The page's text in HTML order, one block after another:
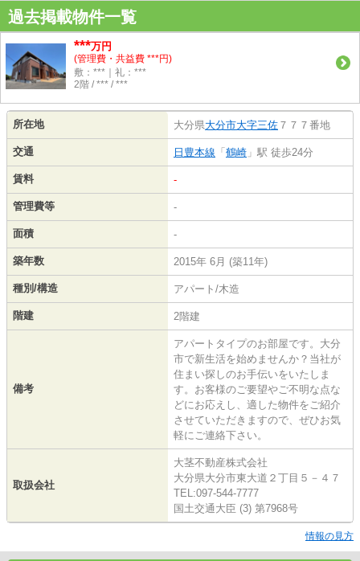
過去掲載物件一覧
***万円
(管理費・共益費 ***円)
敷：***｜礼：***
2階 / *** / ***
所在地 大分県大分市大字三佐 ７７７番地
交通 日豊本線 「 鶴崎 」駅 徒歩24分
賃料 -
管理費等 -
面積 -
築年数 2015年 6月 (築11年)
種別/構造 アパート/木造
階建 2階建
備考
アパートタイプのお部屋です。大分
市で新生活を始めませんか？当社が
住まい探しのお手伝いをいたしま
す。お客様のご要望やご不明な点な
どにお応えし、適した物件をご紹介
させていただきますので、ぜひお気
軽にご連絡下さい。
取扱会社
大茎不動産株式会社
大分県大分市東大道２丁目５－４７
TEL:097-544-7777
国土交通大臣 (3) 第7968号
情報の見方